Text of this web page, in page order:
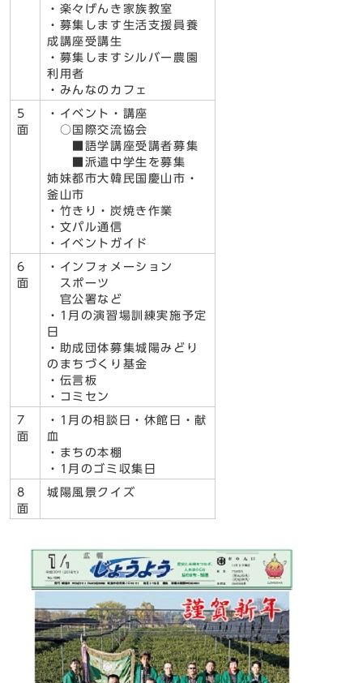
・楽々げんき家族教室
・募集します生活支援員養
成講座受講生
・募集しますシルバー農園
利用者
・みんなのカフェ
5
面
・イベント・講座
○国際交流協会
■語学講座受講者募集
■派遣中学生を募集
姉妹都市大韓民国慶山市・
釜山市
・竹きり・炭焼き作業
・文パル通信
・イベントガイド
6
面
・インフォメーション
スポーツ
官公署など
・1月の演習場訓練実施予定
日
・助成団体募集城陽みどり
のまちづくり基金
・伝言板
・コミセン
7
面
・1月の相談日・休館日・献
血
・まちの本棚
・1月のゴミ収集日
8
面
城陽風景クイズ